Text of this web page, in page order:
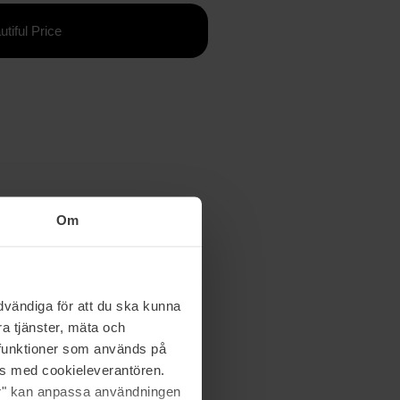
Om
för att du ska kunna
tjänster, mäta och
som används på
med cookieleverantören.
kan anpassa användningen
Price